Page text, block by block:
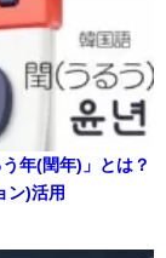
年(閏年)」とは？
ン)活用